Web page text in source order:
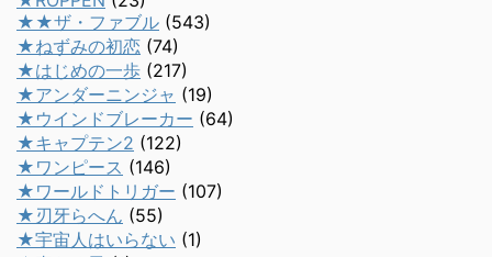
★★ザ・ファブル (543)
★ねずみの初恋 (74)
★はじめの一歩 (217)
★アンダーニンジャ (19)
★ウインドブレーカー (64)
★キャプテン2 (122)
★ワンピース (146)
★ワールドトリガー (107)
★刃牙らへん (55)
★宇宙人はいらない (1)